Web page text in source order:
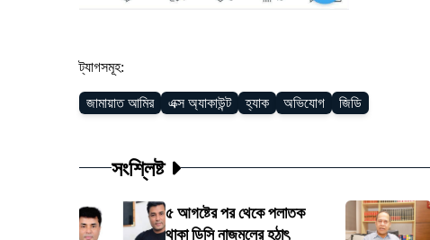
ট্যাগসমূহ:
জামায়াত আমির এক্স অ্যাকাউন্ট হ্যাক অভিযোগ জিডি
সংশ্লিষ্ট
৫ আগষ্টের পর থেকে পলাতক
থাকা ডিসি নাজমুলের হঠাৎ